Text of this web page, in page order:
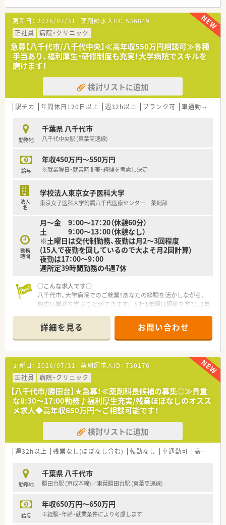
■大手法人が運営、安定した経営基盤
予防医学から救命救急・治療・リハビリテーション・介護・在宅支
援までの一貫した総合医療を推し進め、地域医療の充実および地
域住民の皆様との密着した医療を心掛けています。
更新日： 2026/07/31 薬剤師求人ID： 536849
正社員
病院・クリニック
急募【八千代市/八千代中央】≪高年収550万円相談可≫各種
手当あり、福利厚生・研修制度も充実！大学病院でスキルを
磨けます！
検討リストに追加
駅チカ 年間休日120日以上 週32h以上 ブランク可 車通勤可
勤務地
千葉県 八千代市
八千代中央駅 (東葉高速線)
給与
年収450万円～550万円
※就業曜日・就業時間帯・経験を考慮し決定
法人
名
学校法人東京女子医科大学
東京女子医科大学附属八千代医療センター 薬剤部
勤務
時間
月～金 9：00～17：20（休憩60分）
土 9：00～13：00（休憩なし）
※土曜日は交代制勤務、夜勤は月2～3回程度
(15人で夜勤を回しているので大よそ月2回計算)
夜勤は17：00～9：00
週所定39時間勤務の4週7休
○こんな求人です○
八千代市、大学病院でのご就業！あなたの経験を活かしながら、
幅広い業務を学ぶことができます。入社1年程は調剤を学び、2年
スキルがあれば、1年経たずとも、丁寧な指導を受けながら、病棟
業務を希望することも出来ます。
○職場環境○
職員の平均年齢は35歳で、男性スタッフは4人程在籍していま
す。ママさん薬剤師も多く、子育てには避けられないお子様の体
調不良等、急なお休みにも、互いにフォローしあえる理解ある職
場環境が整っています。産休育休の取得、有給休暇の消化率も高
いです！お休みをしっかり取ることができる働きやすい環境で
す。
○就業条件○
・ご年収450万円～550万円ご相談可能！
・お休みは4週7休、残業は月20時間程です。
・夜勤は月2～3回程
ガン…等）
○スキルアップできる環境です○
す。大学病院ならではの幅広い業務に触れ、複数の委員会に所属
することで薬剤師としての視野の広さを育てられます。
詳細を見る お問い合わせ
更新日： 2026/07/31 薬剤師求人ID： 730176
正社員
病院・クリニック
【八千代市/勝田台】★急募！≪薬剤科長候補の募集◎≫貴重
な8:30～17:00勤務♪福利厚生充実/残業ほぼなしのオスス
メ求人◆高年収650万円～ご相談可能です！
検討リストに追加
週32h以上 残業なし(ほぼなし含む) 転勤なし 車通勤可 高給与(600万円以上)
勤務地
千葉県 八千代市
勝田台駅 (京成本線)／東葉勝田台駅 (東葉高速線)
給与
年収650万円～650万円
※経験・年齢・就業条件により考慮します